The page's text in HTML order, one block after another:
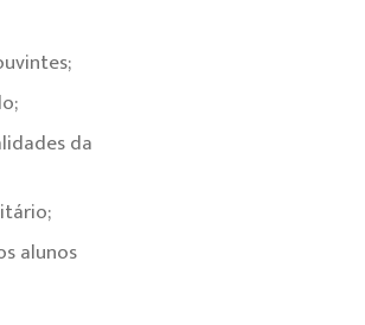
da
alunos